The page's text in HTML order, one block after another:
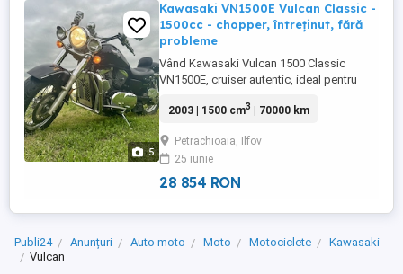
5
Kawasaki VN1500E Vulcan Classic -
1500cc - chopper, întreținut, fără
probleme
Vând Kawasaki Vulcan 1500 Classic
VN1500E, cruiser autentic, ideal pentru
Motocicleta este în stare bună de
deosebit datorită evacuării aftermarket. -
Primul proprietar în România - Adusă din
Canada - Înmatriculată, toate actele ...
2003 | 1500 cm3 | 70000 km
Petrachioaia, Ilfov
25 iunie
28 854 RON
Publi24 Anunțuri Auto moto Moto Motociclete
Kawasaki
Vulcan